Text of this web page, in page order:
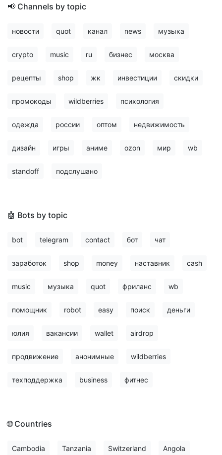
📢 Channels by topic
новости quot канал news музыка
crypto music ru бизнес москва
рецепты shop жк инвестиции скидки
промокоды wildberries психология
одежда россии оптом недвижимость
дизайн игры аниме ozon мир wb
standoff подслушано
🤖 Bots by topic
bot telegram contact бот чат
заработок shop money наставник cash
music музыка quot фриланс wb
помощник robot easy поиск деньги
юлия вакансии wallet airdrop
продвижение анонимные wildberries
техподдержка business фитнес
🌐 Countries
Cambodia Tanzania Switzerland Angola